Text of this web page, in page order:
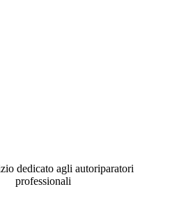
dedicato agli autoriparatori
professionali